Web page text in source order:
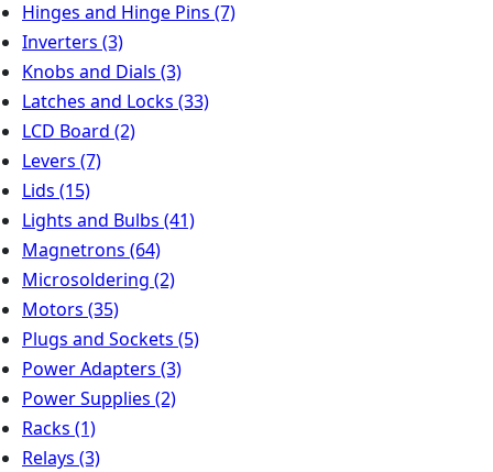
Hinges and Hinge Pins (7)
Inverters (3)
Knobs and Dials (3)
Latches and Locks (33)
LCD Board (2)
Levers (7)
Lids (15)
Lights and Bulbs (41)
Magnetrons (64)
Microsoldering (2)
Motors (35)
Plugs and Sockets (5)
Power Adapters (3)
Power Supplies (2)
Racks (1)
Relays (3)